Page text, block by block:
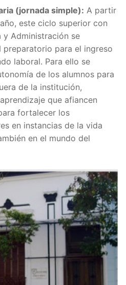
(jornada simple): A partir
este ciclo superior con
y Administración se
para el ingreso
laboral. Para ello se
de los alumnos para
de la institución,
que afiancen
fortalecer los
en instancias de la vida
en el mundo del